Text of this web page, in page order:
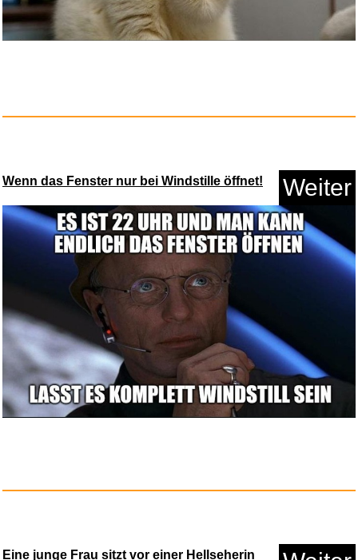
Wenn das Fenster nur bei Windstille öffnet! Weiter
Eine junge Frau sitzt vor einer Hellseherin